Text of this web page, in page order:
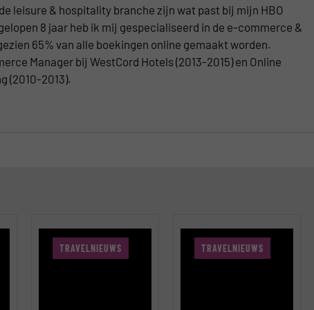
leisure & hospitality branche zijn wat past bij mijn HBO
8 jaar heb ik mij gespecialiseerd in de e-commerce &
65% van alle boekingen online gemaakt worden.
Manager bij WestCord Hotels (2013-2015) en Online
(2010-2013).
TRAVELNIEUWS TRAVELNIEUWS